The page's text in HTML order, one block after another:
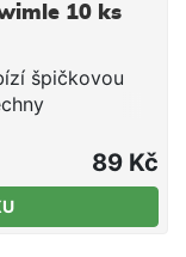
10 ks
špičkovou
89 Kč